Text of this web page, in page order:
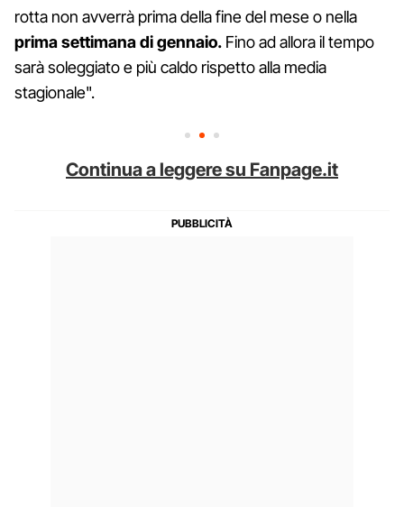
rotta non avverrà prima della fine del mese o nella
prima settimana di gennaio. Fino ad allora il tempo
sarà soleggiato e più caldo rispetto alla media
stagionale".
Continua a leggere su Fanpage.it